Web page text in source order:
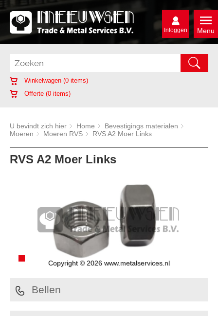
Menu
Inloggen
Winkelwagen (0 items)
Offerte (0 items)
U bevindt zich hier Home
Bevestigings materialen
Moeren
Moeren RVS RVS A2 Moer Links
RVS A2 Moer Links
Copyright © 2026 www.metalservices.nl
Bellen